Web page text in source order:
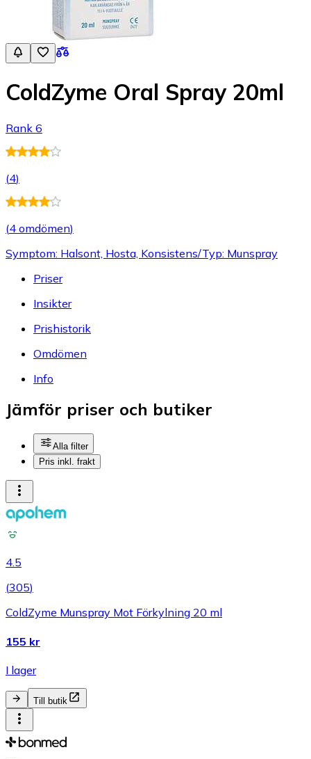
ColdZyme Oral Spray 20ml
Rank 6
(4)
(4 omdömen)
Symptom: Halsont, Hosta, Konsistens/Typ: Munspray
Priser
Insikter
Prishistorik
Omdömen
Info
Jämför priser och butiker
Alla filter
Pris inkl. frakt
4.5
(305)
ColdZyme Munspray Mot Förkylning 20 ml
155 kr
I lager
Till butik